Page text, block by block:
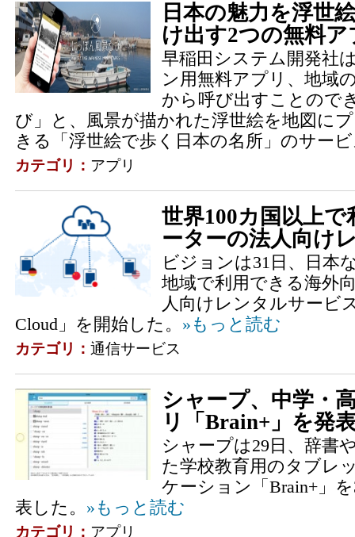
日本の魅力を浮世
け出す2つの無料ア
早稲田システム開発社
ン用無料アプリ、地域
から呼び出すことので
び」と、風景が描かれた浮世絵を地図に
きる「浮世絵で歩く日本の名所」のサー
カテゴリ： アプリ
世界100カ国以上
ーターの法人向け
ビジョンは31日、日本
地域で利用できる海外
人向けレンタルサービ
Cloud」を開始した。 »もっと読む
カテゴリ： 通信サービス
シャープ、中学・
リ「Brain+」を発
シャープは29日、辞書
た学校教育用のタブレ
ケーション「Brain+」
表した。 »もっと読む
カテゴリ： アプリ